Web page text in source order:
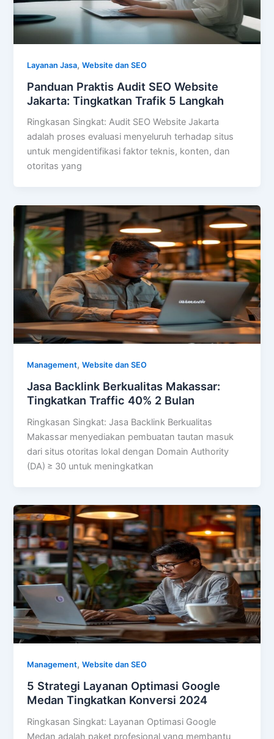
Layanan Jasa,Website dan SEO
Panduan Praktis Audit SEO Website
Jakarta: Tingkatkan Trafik 5 Langkah
Ringkasan Singkat: Audit SEO Website Jakarta
adalah proses evaluasi menyeluruh terhadap situs
untuk mengidentifikasi faktor teknis, konten, dan
otoritas yang
Management,Website dan SEO
Jasa Backlink Berkualitas Makassar:
Tingkatkan Traffic 40% 2 Bulan
Ringkasan Singkat: Jasa Backlink Berkualitas
Makassar menyediakan pembuatan tautan masuk
dari situs otoritas lokal dengan Domain Authority
(DA) ≥ 30 untuk meningkatkan
Management,Website dan SEO
5 Strategi Layanan Optimasi Google
Medan Tingkatkan Konversi 2024
Ringkasan Singkat: Layanan Optimasi Google
Medan adalah paket profesional yang membantu